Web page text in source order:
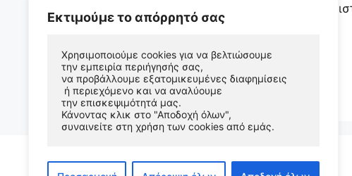
Εκτιμούμε το απόρρητό σας
Χρησιμοποιούμε cookies για να βελτιώσουμε
την εμπειρία περιήγησής σας,
να προβάλλουμε εξατομικευμένες διαφημίσεις
ή περιεχόμενο και να αναλύουμε
την επισκεψιμότητά μας.
Κάνοντας κλικ στο "Αποδοχή όλων",
συναινείτε στη χρήση των cookies από εμάς.
Αποθήκευσε το όνομά μου, email, και τον
επόμενη φορά που θα σχολιάσω.